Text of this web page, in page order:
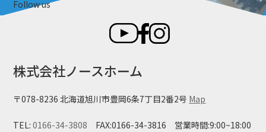
Follow us
株式会社ノースホーム
〒078-8236 北海道旭川市豊岡6条7丁目2番2号 Map
TEL:0166-34-3808 FAX:0166-34-3816 営業時間:9:00~18:00